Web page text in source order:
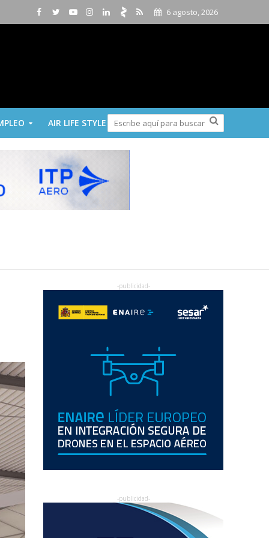
6 agosto, 2026
AIR LIFE STYLE